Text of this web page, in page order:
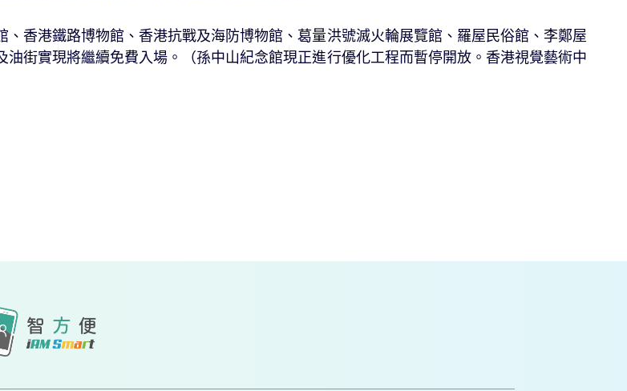
港鐵路博物館、香港抗戰及海防博物館、葛量洪號滅火輪展覽館、羅屋民俗館、李鄭屋
街實現將繼續免費入場。（孫中山紀念館現正進行優化工程而暫停開放。香港視覺藝術中